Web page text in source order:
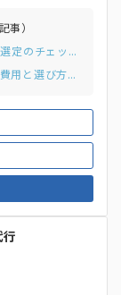
事）
・リスティング広告運用代行比較14選！代理店選定のチェックリストと質問例付き
・Google広告運用代行おすすめ代理店15選｜費用と選び方まで解説